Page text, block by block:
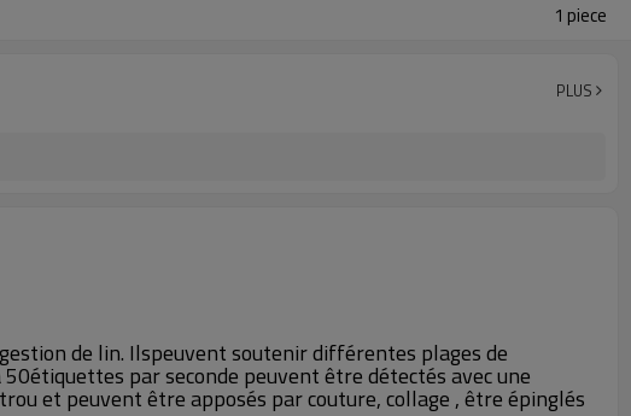
1 piece
PLUS
de lin. Ilspeuvent soutenir différentes plages de
par seconde peuvent être détectés avec une
et peuvent être apposés par couture, collage , être épinglés